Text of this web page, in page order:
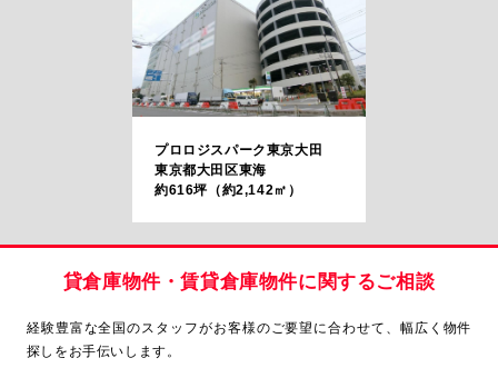
プロロジスパーク東京大田
東京都大田区東海
約616坪（約2,142㎡）
貸倉庫物件・賃貸倉庫物件に関するご相談
経験豊富な全国のスタッフがお客様のご要望に合わせて、 幅広く物件
探しをお手伝いします。